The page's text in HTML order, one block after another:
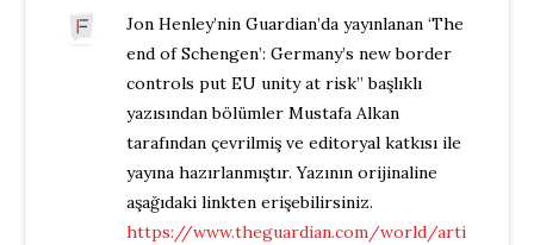
Jon Henley’nin Guardian’da yayınlanan ‘The
end of Schengen’: Germany’s new border
controls put EU unity at risk” başlıklı
yazısından bölümler Mustafa Alkan
tarafından çevrilmiş ve editoryal katkısı ile
yayına hazırlanmıştır. Yazının orijinaline
aşağıdaki linkten erişebilirsiniz.
https://www.theguardian.com/world/arti